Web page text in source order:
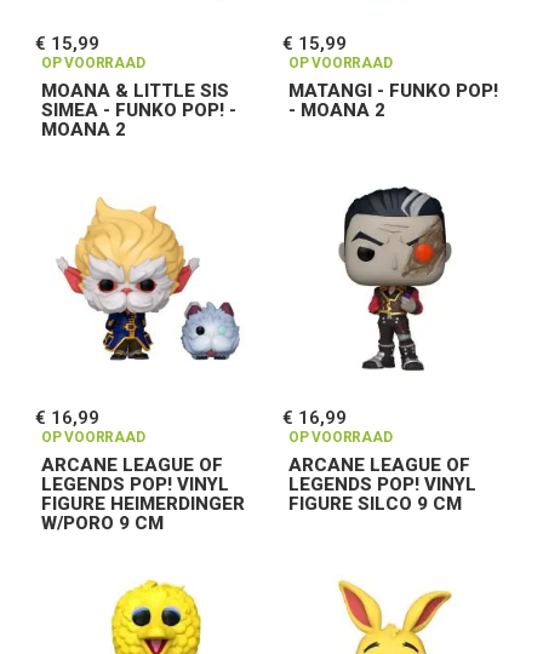
MOANA & LITTLE SIS
SIMEA - FUNKO POP! -
MOANA 2
€ 15,99
OP VOORRAAD
MATANGI - FUNKO POP!
- MOANA 2
€ 15,99
OP VOORRAAD
ARCANE LEAGUE OF
LEGENDS POP! VINYL
FIGURE HEIMERDINGER
W/PORO 9 CM
€ 16,99
OP VOORRAAD
ARCANE LEAGUE OF
LEGENDS POP! VINYL
FIGURE SILCO 9 CM
€ 16,99
OP VOORRAAD